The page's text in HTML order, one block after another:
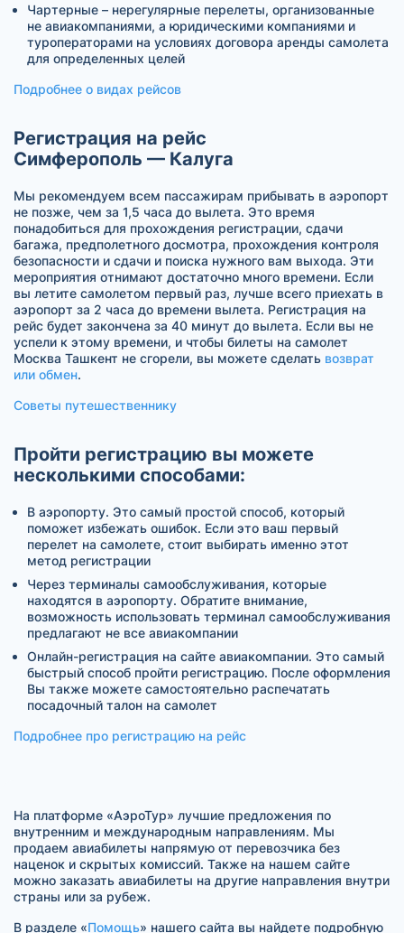
Чартерные – нерегулярные перелеты, организованные
не авиакомпаниями, а юридическими компаниями и
туроператорами на условиях договора аренды самолета
для определенных целей
Подробнее о видах рейсов
Регистрация на рейс
Симферополь — Калуга
Мы рекомендуем всем пассажирам прибывать в аэропорт
не позже, чем за 1,5 часа до вылета. Это время
понадобиться для прохождения регистрации, сдачи
багажа, предполетного досмотра, прохождения контроля
безопасности и сдачи и поиска нужного вам выхода. Эти
мероприятия отнимают достаточно много времени. Если
вы летите самолетом первый раз, лучше всего приехать в
аэропорт за 2 часа до времени вылета. Регистрация на
рейс будет закончена за 40 минут до вылета. Если вы не
успели к этому времени, и чтобы билеты на самолет
Москва Ташкент не сгорели, вы можете сделать возврат
или обмен.
Советы путешественнику
Пройти регистрацию вы можете
несколькими способами:
В аэропорту. Это самый простой способ, который
поможет избежать ошибок. Если это ваш первый
перелет на самолете, стоит выбирать именно этот
метод регистрации
Через терминалы самообслуживания, которые
находятся в аэропорту. Обратите внимание,
возможность использовать терминал самообслуживания
предлагают не все авиакомпании
Онлайн-регистрация на сайте авиакомпании. Это самый
быстрый способ пройти регистрацию. После оформления
Вы также можете самостоятельно распечатать
посадочный талон на самолет
Подробнее про регистрацию на рейс
На платформе «АэроТур» лучшие предложения по
внутренним и международным направлениям. Мы
продаем авиабилеты напрямую от перевозчика без
наценок и скрытых комиссий. Также на нашем сайте
можно заказать авиабилеты на другие направления внутри
страны или за рубеж.
В разделе «Помощь» нашего сайта вы найдете подробную